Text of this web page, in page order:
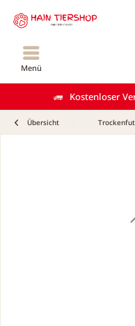
Kostenloser
Menü
Übersicht